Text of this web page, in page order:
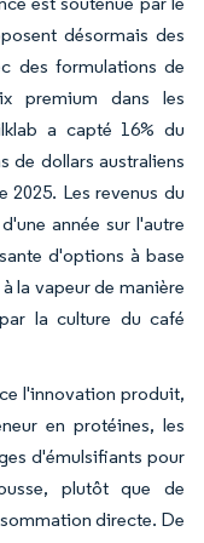
désormais des
des formulations de
premium dans les
a capté 16% du
de dollars australiens
2025. Les revenus du
année sur l'autre
d'options à base
la vapeur de manière
la culture du café
l'innovation produit,
en protéines, les
d'émulsifiants pour
plutôt que de
directe. De